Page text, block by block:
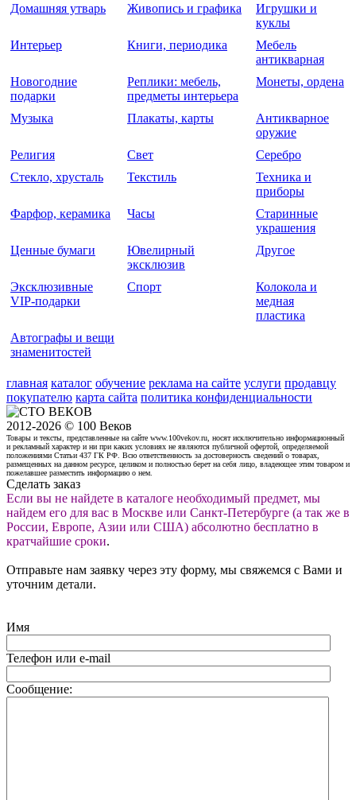
Домашняя утварь
Живопись и графика
Игрушки и
куклы
Интерьер
Книги, периодика
Мебель
антикварная
Новогодние
подарки
Реплики: мебель,
предметы интерьера
Монеты, ордена
Музыка Плакаты, карты
Антикварное
оружие
Религия
Свет
Серебро
Стекло, хрусталь
Текстиль
Техника и
приборы
Фарфор, керамика
Часы
Старинные
украшения
Ценные бумаги
Ювелирный
эксклюзив
Другое
Эксклюзивные
VIP-подарки
Спорт
Колокола и
медная
пластика
Автографы и вещи
знаменитостей
главная каталог обучение реклама на сайте услуги продавцу
покупателю карта сайта политика конфиденциальности
2012-2026 © 100 Веков
Товары и тексты, представленные на сайте www.100vekov.ru, носят исключительно информационный
и рекламный характер и ни при каких условиях не являются публичной офертой, определяемой
положениями Статьи 437 ГК РФ. Всю ответственность за достоверность сведений о товарах,
размещенных на данном ресурсе, целиком и полностью берет на себя лицо, владеющее этим товаром и
пожелавшее разместить информацию о нем.
Сделать заказ
Если вы не найдете в каталоге необходимый предмет, мы
найдем его для вас в Москве или Санкт-Петербурге (а так же в
России, Европе, Азии или США) абсолютно бесплатно в
кратчайшие сроки.
Отправьте нам заявку через эту форму, мы свяжемся с Вами и
уточним детали.
Имя
Телефон или e-mail
Сообщение: